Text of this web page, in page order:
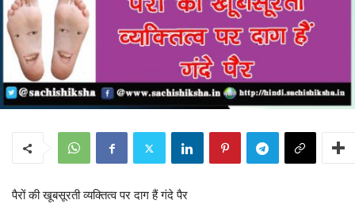
पैरों की खूबसूरती व्यक्तित्व पर दाग हैं गंदे पैर